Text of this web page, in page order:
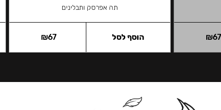
₪
תה אפרסק ותבלינים
₪67 הוסף לסל